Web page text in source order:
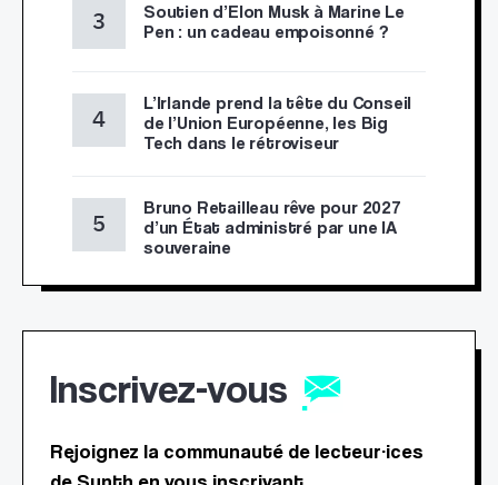
Soutien d’Elon Musk à Marine Le
Pen : un cadeau empoisonné ?
L’Irlande prend la tête du Conseil
de l’Union Européenne, les Big
Tech dans le rétroviseur
Bruno Retailleau rêve pour 2027
d’un État administré par une IA
souveraine
Inscrivez-vous
Rejoignez la communauté de lecteur·ices